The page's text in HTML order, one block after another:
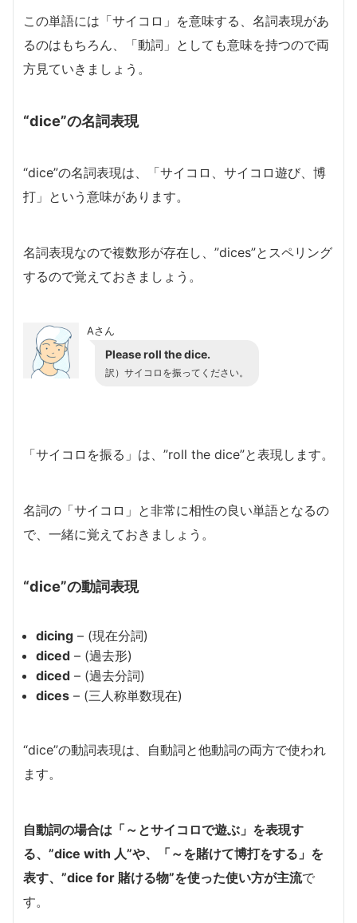
この単語には「サイコロ」を意味する、名詞表現があ
るのはもちろん、「動詞」としても意味を持つので両
方見ていきましょう。
“dice”の名詞表現
“dice”の名詞表現は、「サイコロ、サイコロ遊び、博
打」という意味があります。
名詞表現なので複数形が存在し、”dices”とスペリング
するので覚えておきましょう。
Aさん
Please roll the dice.
訳）サイコロを振ってください。
「サイコロを振る」は、”roll the dice”と表現します。
名詞の「サイコロ」と非常に相性の良い単語となるの
で、一緒に覚えておきましょう。
“dice”の動詞表現
dicing – (現在分詞)
diced – (過去形)
diced – (過去分詞)
dices – (三人称単数現在)
“dice”の動詞表現は、自動詞と他動詞の両方で使われ
ます。
自動詞の場合は「～とサイコロで遊ぶ」を表現す
る、”dice with 人”や、「～を賭けて博打をする」を
表す、”dice for 賭ける物”を使った使い方が主流で
す。